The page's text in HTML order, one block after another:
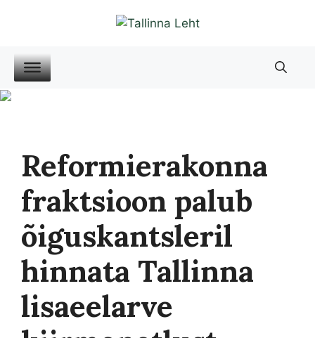
Reformierakonna
fraktsioon palub
õiguskantsleril
hinnata Tallinna
lisaeelarve